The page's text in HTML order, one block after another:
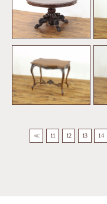
≪ 11 12 13 14